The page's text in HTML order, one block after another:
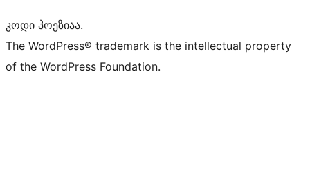
კოდი პოეზიაა.
The WordPress® trademark is the intellectual property
of the WordPress Foundation.